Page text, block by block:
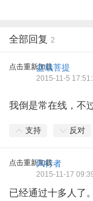
全部回复 2
点击重新加载盆栽菩提
2015-11-5
我倒是常在线，不
支持 反对
点击重新加载
风行者
2015-11-17
已经通过十多人了。